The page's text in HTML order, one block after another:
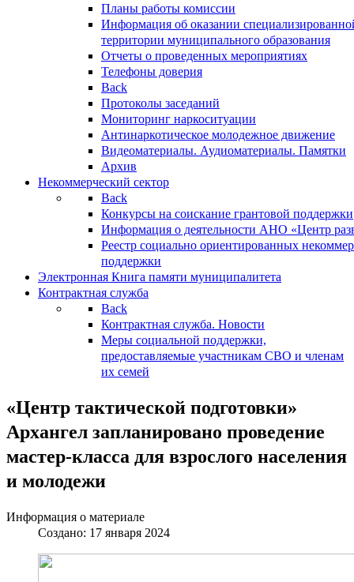
Планы работы комиссии
Информация об оказании
территории муниципального образования
Отчеты о проведенных мероприятиях
Телефоны доверия
Back
Протоколы заседаний
Мониторинг наркоситуации
Антинаркотическое молодежное движение
Видеоматериалы. Аудиоматериалы. Памятки
Архив
Некоммерческий сектор
Back
Конкурсы на соискание грантовой поддержки
Информация о деятельности АНО «Центр
Реестр социально ориентированных
поддержки
Электронная Книга памяти муниципалитета
Контрактная служба
Back
Контрактная служба. Новости
Меры социальной поддержки,
предоставляемые участникам СВО и членам
их семей
«Центр тактической подготовки»
Архангел запланировано проведение
мастер-класса для взрослого населения
и молодежи
Информация о материале
Создано: 17 января 2024